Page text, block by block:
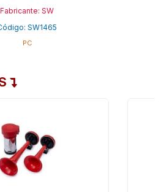
Fabricante: SW
SW1465
PC